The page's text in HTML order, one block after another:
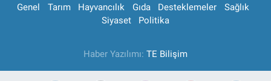
Genel Tarım Hayvancılık Gıda Desteklemeler
Sağlık
Siyaset
Politika
Haber Yazılımı: TE Bilişim